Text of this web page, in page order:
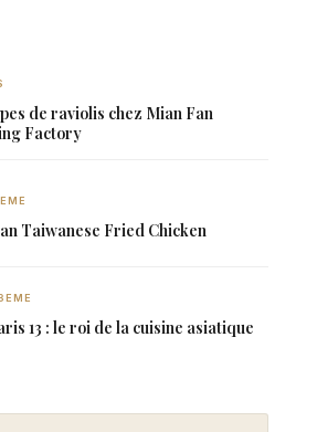
de raviolis chez Mian Fan
Factory
Taiwanese Fried Chicken
13 : le roi de la cuisine asiatique